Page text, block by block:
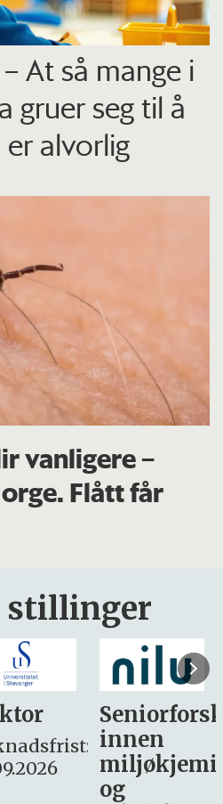
At så mange i
gruer seg til å
er alvorlig
vanligere –
Flått får
stillinger
søker
– fast